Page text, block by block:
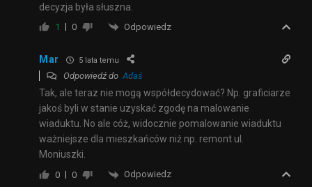
decyzja była słuszna.
1 0 Odpowiedz
Mar 5 lata temu
Odpowiedź doAdaś
Tak, ale teraz nie mogą współdecydować? Np. graficiarze
jakoś byli w stanie uzyskać zgodę na malowanie
wiaduktu. No ale cóż, widocznie pomalowanie wiaduktu
ważniejsze dla mieszkańców niż np. remont ul.
Moniuszki.
0 0 Odpowiedz